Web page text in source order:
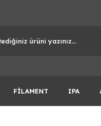
FİLAMENT IPA